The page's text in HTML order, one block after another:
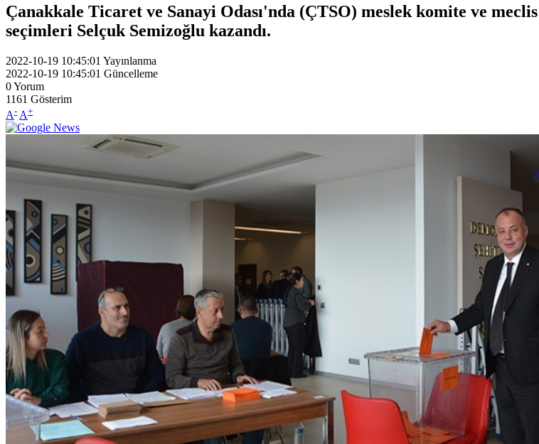
Çanakkale Ticaret ve Sanayi Odası'nda (ÇTSO) meslek komite ve
seçimleri Selçuk Semizoğlu kazandı.
2022-10-19 10:45:01 Yayınlanma
2022-10-19 10:45:01 Güncelleme
0Yorum
1161 Gösterim
A- A+